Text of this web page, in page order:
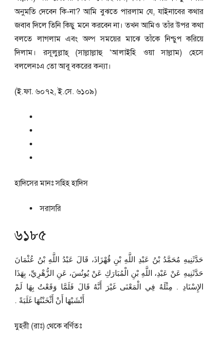
অনুমতি দেবেন কি-না? আমি বুঝতে পারলাম যে, যাইনাবের কথার
জবাব দিলে তিনি কিছু মনে করবেন না। তখন আমিও তাঁর উপর কথা
বলতে লাগলাম এবং অল্প সময়ের মাঝে তাঁকে নিশ্চুপ করিয়ে
দিলাম। রসূলুল্লাহ্ (সাল্লাল্লাহু ‘আলাইহি ওয়া সাল্লাম) হেসে
বললেনঃএ তো আবূ বকরের কন্যা।
(ই.ফা. ৬০৭২, ই.সে. ৬১০৯)
হাদিসের মানঃসহিহ হাদিস
সরাসরি
৬১৮৫
حَدَّثَنِيهِ مُحَمَّدُ بْنُ عَبْدِ اللَّهِ بْنِ قُهْزَاذَ، قَالَ عَبْدُ اللَّهِ بْنُ عُثْمَانَ
حَدَّثَنِيهِ عَنْ عَبْدِ، اللَّهِ بْنِ الْمُبَارَكِ عَنْ يُونُسَ، عَنِ الزُّهْرِيِّ، بِهَذَا
الإِسْنَادِ ‏.‏ مِثْلَهُ فِي الْمَعْنَى غَيْرَ أَنَّهُ قَالَ فَلَمَّا وَقَعْتُ بِهَا لَمْ
أَنْشَبْهَا أَنْ أَثْخَنْتُهَا غَلَبَةً ‏.‏
যুহরী (রাঃ) থেকে বর্ণিতঃ